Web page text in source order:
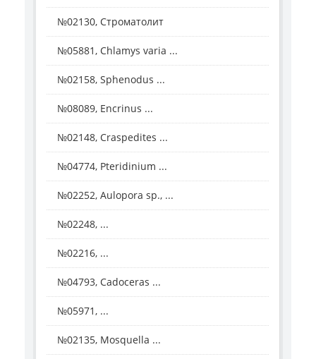
№02130, Строматолит
№05881, Chlamys varia ...
№02158, Sphenodus ...
№08089, Encrinus ...
№02148, Craspedites ...
№04774, Pteridinium ...
№02252, Aulopora sp., ...
№02248, ...
№02216, ...
№04793, Cadoceras ...
№05971, ...
№02135, Mosquella ...